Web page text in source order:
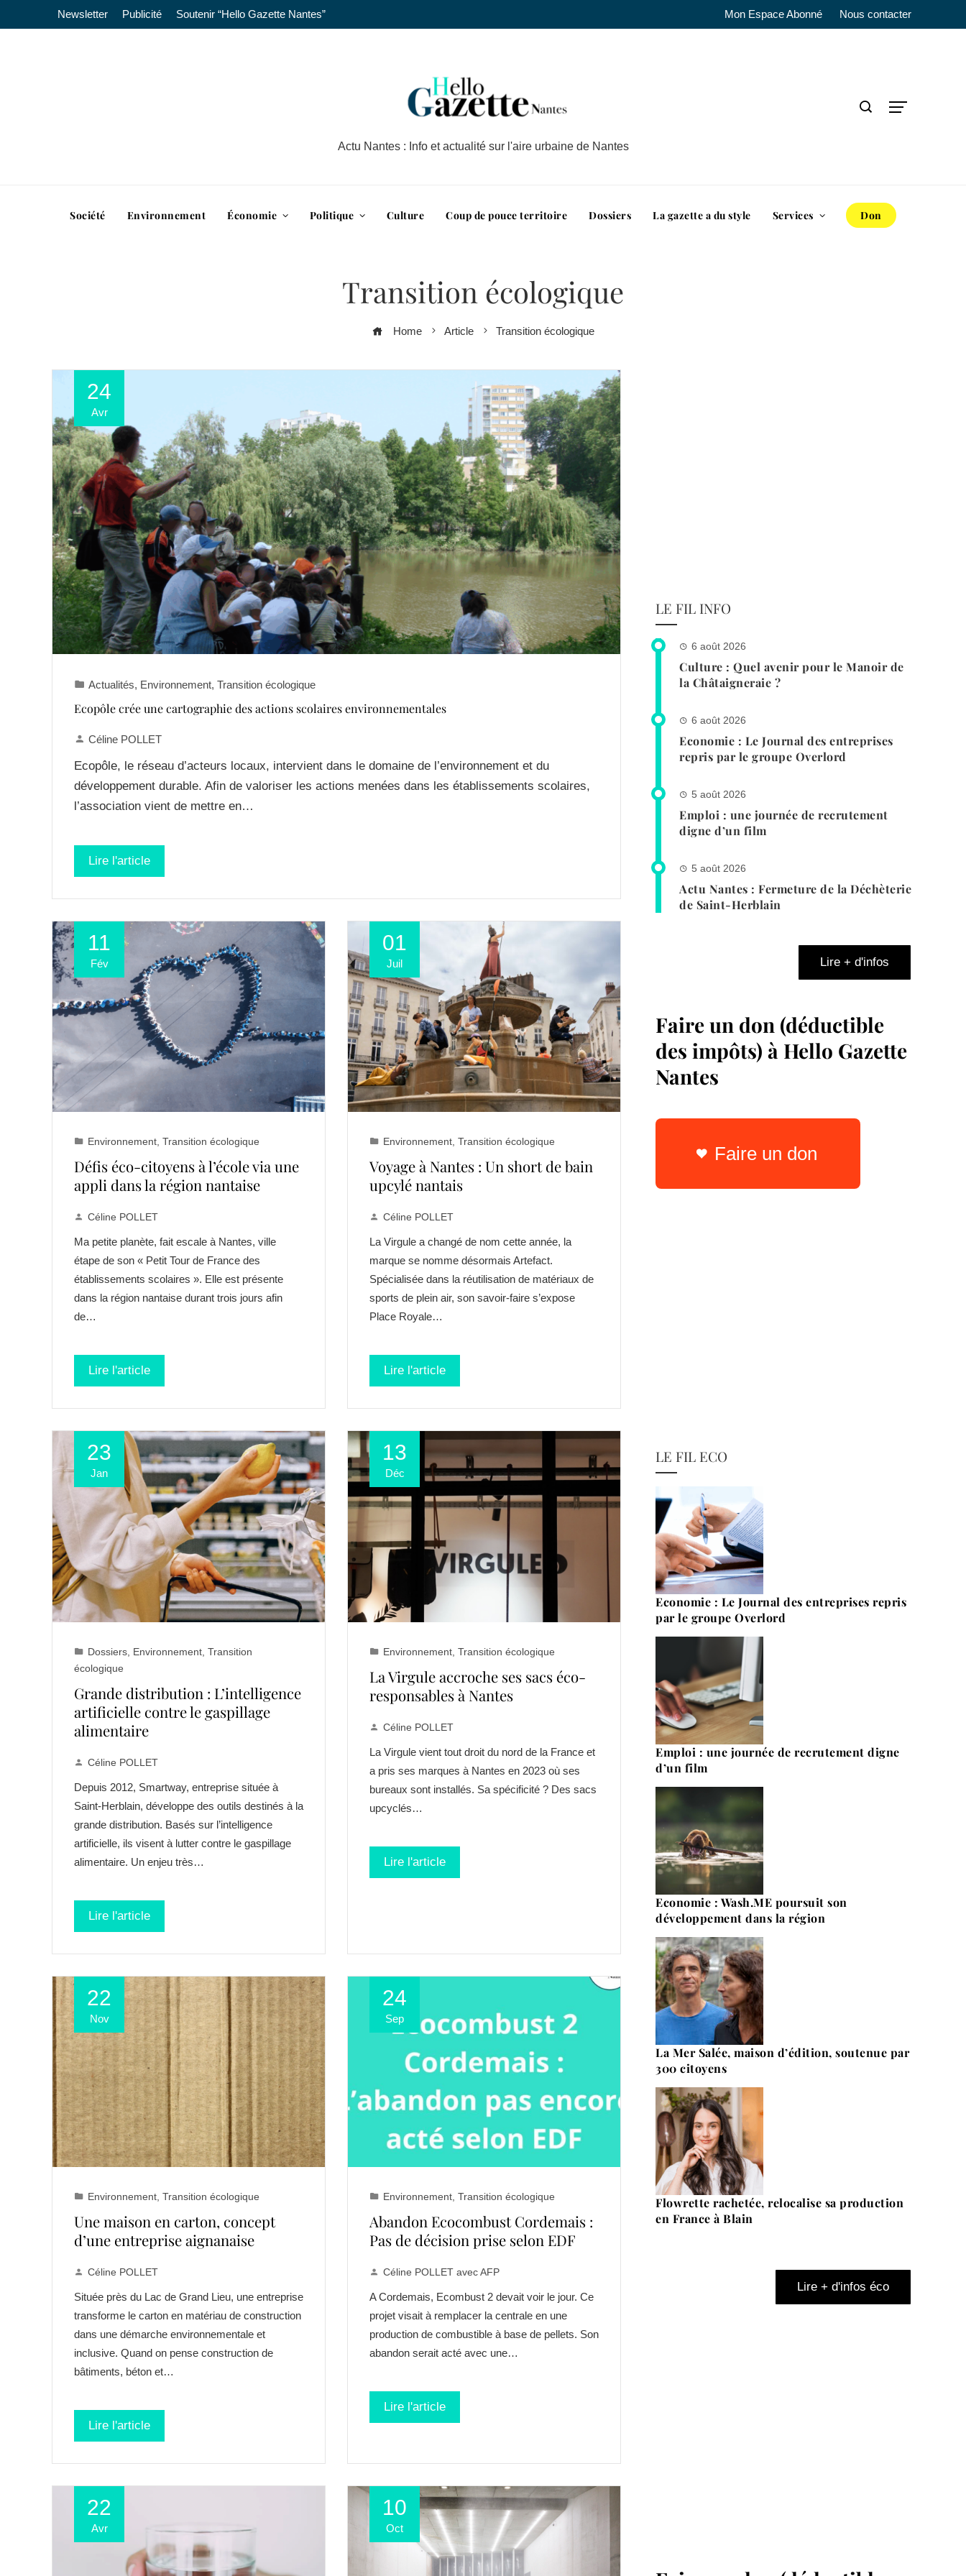
Newsletter Publicité Soutenir “Hello Gazette Nantes” Mon Espace Abonné Nous contacter
Actu Nantes : Info et actualité sur l'aire urbaine de Nantes
Société Environnement Économie Politique Culture Coup de pouce territoire Dossiers La gazette a du style Services Don
Transition écologique
Home Article Transition écologique
24
Avr
Actualités, Environnement, Transition écologique
Ecopôle crée une cartographie des actions scolaires environnementales
Céline POLLET
Ecopôle, le réseau d’acteurs locaux, intervient dans le domaine de l’environnement et du
développement durable. Afin de valoriser les actions menées dans les établissements scolaires,
l’association vient de mettre en…
Lire l'article
11
Fév
Environnement, Transition écologique
Défis éco-citoyens à l’école via une
appli dans la région nantaise
Céline POLLET
Ma petite planète, fait escale à Nantes, ville
étape de son « Petit Tour de France des
établissements scolaires ». Elle est présente
dans la région nantaise durant trois jours afin
de…
Lire l'article
01
Juil
Environnement, Transition écologique
Voyage à Nantes : Un short de bain
upcylé nantais
Céline POLLET
La Virgule a changé de nom cette année, la
marque se nomme désormais Artefact.
Spécialisée dans la réutilisation de matériaux de
sports de plein air, son savoir-faire s’expose
Place Royale…
Lire l'article
23
Jan
Dossiers Environnement Transition
écologique
Grande distribution : L’intelligence
artificielle contre le gaspillage
alimentaire
Céline POLLET
Depuis 2012, Smartway, entreprise située à
Saint-Herblain, développe des outils destinés à la
grande distribution. Basés sur l’intelligence
artificielle, ils visent à lutter contre le gaspillage
alimentaire. Un enjeu très…
Lire l'article
13
Déc
Environnement Transition écologique
La Virgule accroche ses sacs éco-
responsables à Nantes
Céline POLLET
La Virgule vient tout droit du nord de la France et
a pris ses marques à Nantes en 2023 où ses
bureaux sont installés. Sa spécificité ? Des sacs
upcyclés…
Lire l'article
22
Nov
Environnement Transition écologique
Une maison en carton, concept
d’une entreprise aignanaise
Céline POLLET
Située près du Lac de Grand Lieu, une entreprise
transforme le carton en matériau de construction
dans une démarche environnementale et
inclusive. Quand on pense construction de
bâtiments, béton et…
Lire l'article
24
Sep
Environnement Transition écologique
Abandon Ecocombust Cordemais :
Pas de décision prise selon EDF
Céline POLLET avec AFP
A Cordemais, Ecombust 2 devait voir le jour. Ce
projet visait à remplacer la centrale en une
production de combustible à base de pellets. Son
abandon serait acté avec une…
Lire l'article
22
Avr
10
Oct
LE FIL INFO
6 août 2026
Culture : Quel avenir pour le Manoir de
la Châtaigneraie ?
6 août 2026
Economie : Le Journal des entreprises
repris par le groupe Overlord
5 août 2026
Emploi : une journée de recrutement
digne d’un film
5 août 2026
Actu Nantes : Fermeture de la Déchèterie
de Saint-Herblain
Lire + d'infos
Faire un don (déductible
des impôts) à Hello Gazette
Nantes
Faire un don
LE FIL ECO
Economie : Le Journal des entreprises repris
par le groupe Overlord
Emploi : une journée de recrutement digne
d’un film
Economie : Wash.ME poursuit son
développement dans la région
La Mer Salée, maison d’édition, soutenue par
300 citoyens
Flowrette rachetée, relocalise sa production
en France à Blain
Lire + d'infos éco